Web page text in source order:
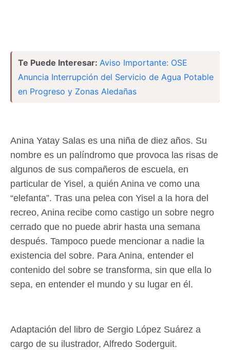
Te Puede Interesar: Aviso Importante: OSE
Anuncia Interrupción del Servicio de Agua Potable
en Progreso y Zonas Aledañas
Anina Yatay Salas es una niña de diez años. Su
nombre es un palíndromo que provoca las risas de
algunos de sus compañeros de escuela, en
particular de Yisel, a quién Anina ve como una
“elefanta”. Tras una pelea con Yisel a la hora del
recreo, Anina recibe como castigo un sobre negro
cerrado que no puede abrir hasta una semana
después. Tampoco puede mencionar a nadie la
existencia del sobre. Para Anina, entender el
contenido del sobre se transforma, sin que ella lo
sepa, en entender el mundo y su lugar en él.
Adaptación del libro de Sergio López Suárez a
cargo de su ilustrador, Alfredo Soderguit.